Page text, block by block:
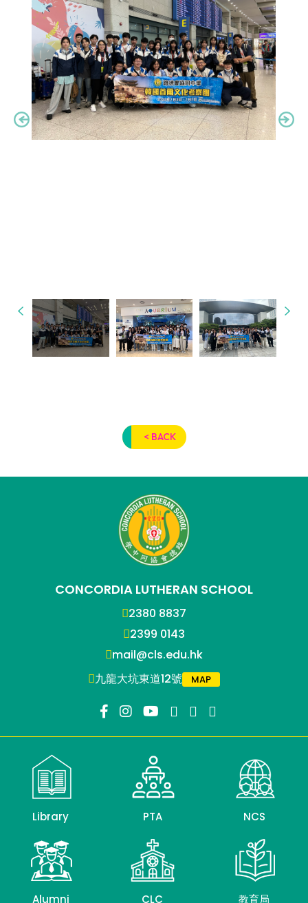
< BACK
CONCORDIA LUTHERAN SCHOOL
2380 8837
2399 0143
mail@cls.edu.hk
九龍大坑東道12號
MAP
Library PTA NCS
Alumni CLC 教育局